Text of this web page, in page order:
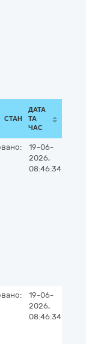
СТАН
ДАТА
ТА
ЧАС
19-06-
2026,
08:46:34
19-06-
2026,
08:46:34